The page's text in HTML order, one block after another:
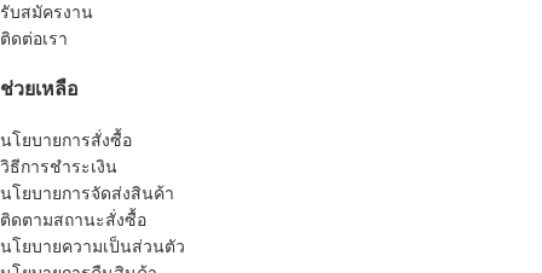
รับสมัครงาน
ติดต่อเรา
ช่วยเหลือ
นโยบายการสั่งซื้อ
วิธีการชำระเงิน
นโยบายการจัดส่งสินค้า
ติดตามสถานะสั่งซื้อ
นโยบายความเป็นส่วนตัว